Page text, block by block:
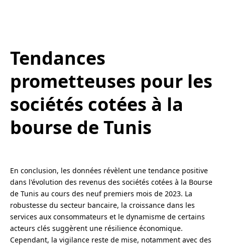
Tendances
prometteuses pour les
sociétés cotées à la
bourse de Tunis
En conclusion, les données révèlent une tendance positive
dans l'évolution des revenus des sociétés cotées à la Bourse
de Tunis au cours des neuf premiers mois de 2023. La
robustesse du secteur bancaire, la croissance dans les
services aux consommateurs et le dynamisme de certains
acteurs clés suggèrent une résilience économique.
Cependant, la vigilance reste de mise, notamment avec des